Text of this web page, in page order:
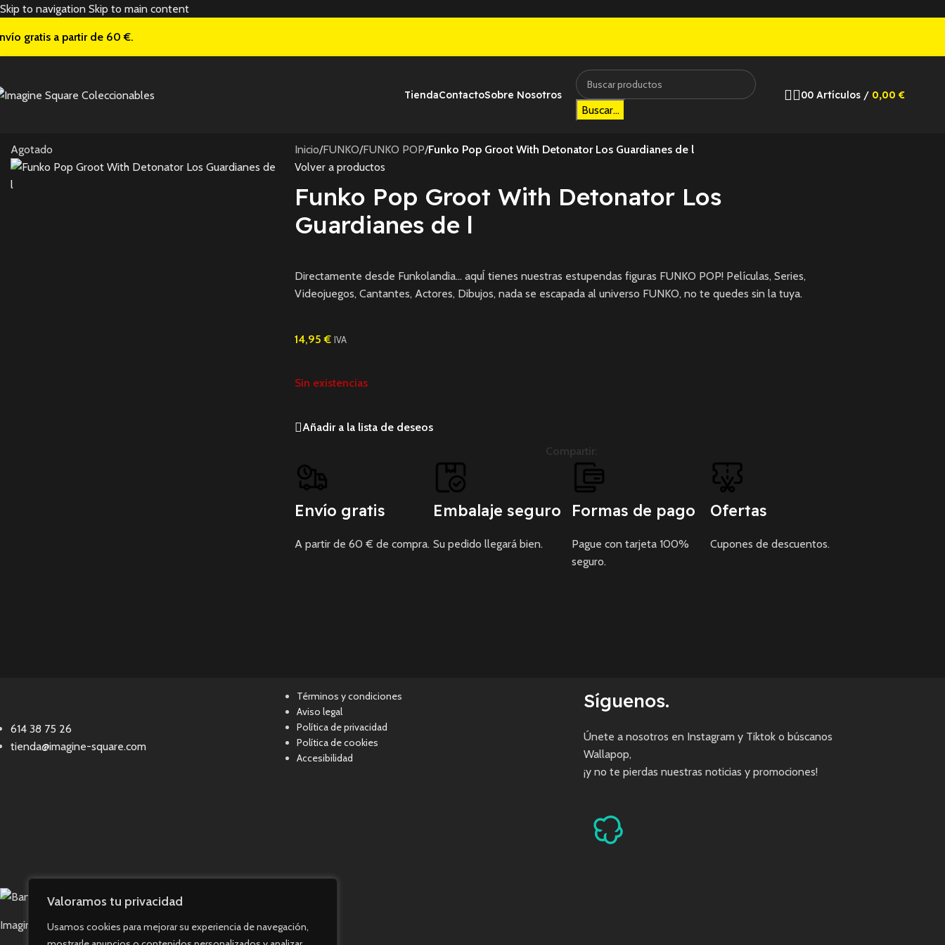
Valoramos tu privacidad
Usamos cookies para mejorar su experiencia de navegación,
Skip to navigation Skip to main content
gratis a partir de 60 €.
TiendaContactoSobre Nosotros
Buscar...
00 Artículos / 0,00 €
Agotado Inicio/FUNKO/FUNKO POP/Funko Pop Groot With Detonator Los Guardianes de l
Volver a productos
Funko Pop Groot With Detonator Los
Guardianes de l
Directamente desde Funkolandia… aquÍ tienes nuestras estupendas figuras FUNKO POP! Películas, Series,
Videojuegos, Cantantes, Actores, Dibujos, nada se escapada al universo FUNKO, no te quedes sin la tuya.
14,95€ IVA
Sin existencias
Añadir a la lista de deseos
Compartir:
Envío gratis
A partir de 60 € de compra.
Embalaje seguro
Su pedido llegará bien.
Formas de pago
Pague con tarjeta 100%
seguro.
Ofertas
Cupones de descuentos.
614 38 75 26
tienda@imagine-square.com
Términos y condiciones
Aviso legal
Política de privacidad
Política de cookies
Accesibilidad
Síguenos.
Únete a nosotros en Instagram y Tiktok o búscanos
Wallapop,
¡y no te pierdas nuestras noticias y promociones!
Imagine Square © 2023. Todos los derechos reservados.